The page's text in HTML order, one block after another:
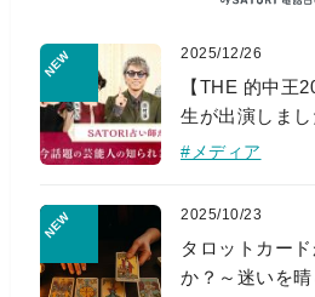
2025/12/26
【THE 的中王
生が出演しまし
#メディア
2025/10/23
タロットカー
か？～迷いを